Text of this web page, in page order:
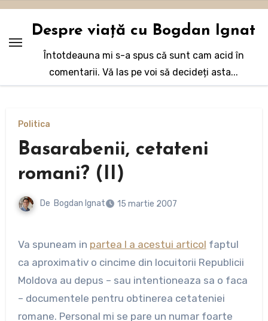
Sari
conținut
Despre viață cu Bogdan Ignat
Întotdeauna mi s-a spus că sunt cam acid în
comentarii. Vă las pe voi să decideți asta...
Politica
Basarabenii, cetateni
romani? (II)
De Bogdan Ignat 15 martie 2007
Va spuneam in partea I a acestui articol faptul
ca aproximativ o cincime din locuitorii Republicii
Moldova au depus – sau intentioneaza sa o faca
– documentele pentru obtinerea cetateniei
romane. Personal mi se pare un numar foarte